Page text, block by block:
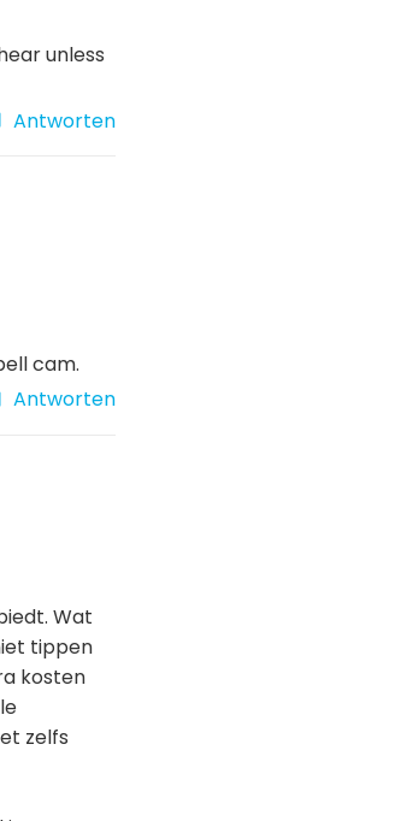
unless
Antworten
cam.
Antworten
Wat
tippen
kosten
zelfs